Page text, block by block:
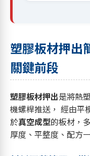
塑膠板材押出
關鍵前段
塑膠板材押出是將熱
機螺桿推送， 經由平
於真空成型的板材，
厚度、平整度、配方